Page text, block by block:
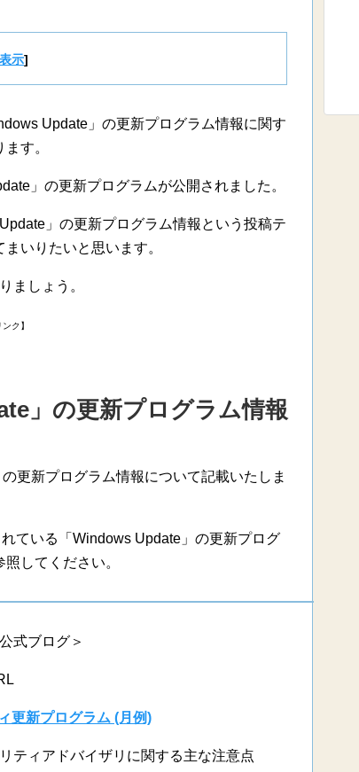
表示]
Update」の更新プログラム情報に関す
す。
」の更新プログラムが公開されました。
」の更新プログラム情報という投稿テ
いりたいと思います。
ましょう。
ク】
」の更新プログラム情報
更新プログラム情報について記載いたしま
ている「Windows Update」の更新プログ
してください。
式ブログ＞
更新プログラム (月例)
ティアドバイザリに関する主な注意点